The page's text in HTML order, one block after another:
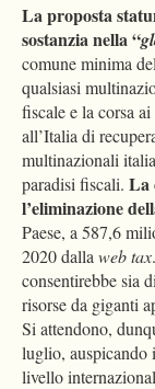
La proposta
sostanzia nella “
comune minima
qualsiasi
fiscale e la corsa
all’Italia di
multinazionali
paradisi fiscali. La
l’eliminazione
Paese, a 587,6
2020 dalla web tax
consentirebbe sia
risorse da giganti
Si attendono,
luglio, auspicando
livello